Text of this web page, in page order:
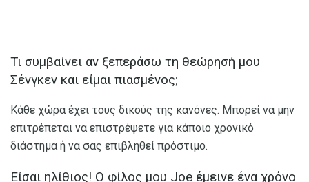
Τι συμβαίνει αν ξεπεράσω τη θεώρησή μου
Σένγκεν και είμαι πιασμένος;
Κάθε χώρα έχει τους δικούς της κανόνες. Μπορεί να μην
επιτρέπεται να επιστρέψετε για κάποιο χρονικό
διάστημα ή να σας επιβληθεί πρόστιμο.
Είσαι ηλίθιος! Ο φίλος μου Joe έμεινε ένα χρόνο